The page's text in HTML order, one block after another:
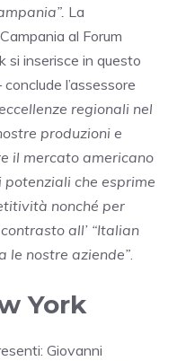
La
al Forum
si inserisce in questo
conclude l’assessore
regionali nel
produzioni e
il mercato americano
che esprime
nonché per
all’ “Italian
le nostre aziende”.
York
Giovanni